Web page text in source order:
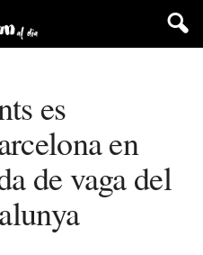
es
en
de vaga del